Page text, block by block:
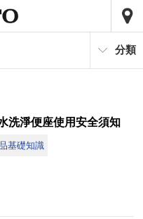
分類
洗淨便座使用安全須知
基礎知識